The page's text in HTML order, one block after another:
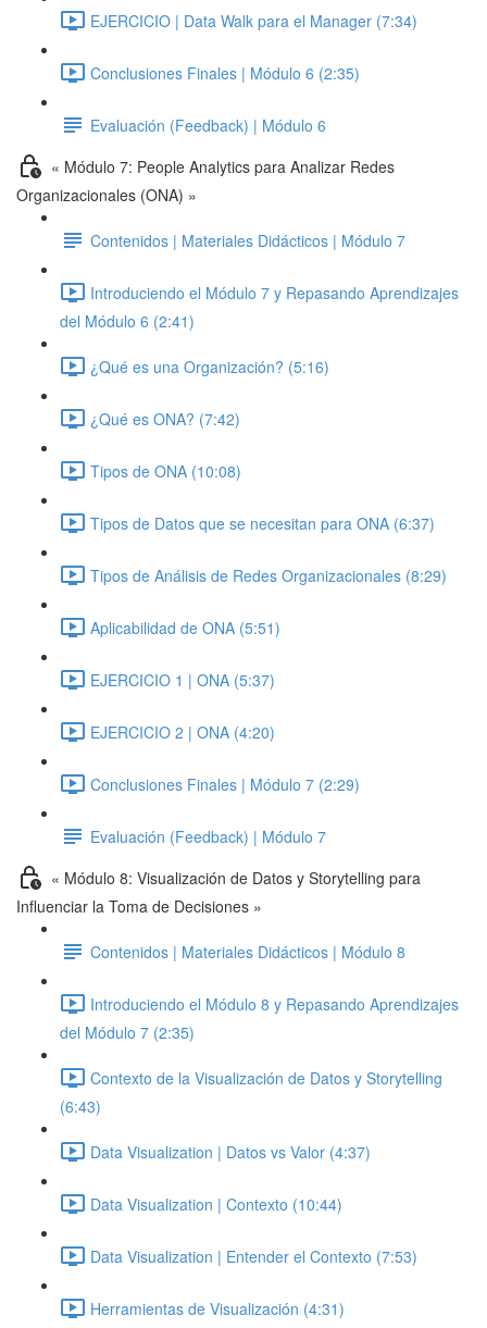
EJERCICIO | Data Walk para el Manager (7:34)
Conclusiones Finales | Módulo 6 (2:35)
Evaluación (Feedback) | Módulo 6
« Módulo 7: People Analytics para Analizar Redes
Organizacionales (ONA) »
Contenidos | Materiales Didácticos | Módulo 7
Introduciendo el Módulo 7 y Repasando Aprendizajes
del Módulo 6 (2:41)
¿Qué es una Organización? (5:16)
¿Qué es ONA? (7:42)
Tipos de ONA (10:08)
Tipos de Datos que se necesitan para ONA (6:37)
Tipos de Análisis de Redes Organizacionales (8:29)
Aplicabilidad de ONA (5:51)
EJERCICIO 1 | ONA (5:37)
EJERCICIO 2 | ONA (4:20)
Conclusiones Finales | Módulo 7 (2:29)
Evaluación (Feedback) | Módulo 7
« Módulo 8: Visualización de Datos y Storytelling para
Influenciar la Toma de Decisiones »
Contenidos | Materiales Didácticos | Módulo 8
Introduciendo el Módulo 8 y Repasando Aprendizajes
del Módulo 7 (2:35)
Contexto de la Visualización de Datos y Storytelling
(6:43)
Data Visualization | Datos vs Valor (4:37)
Data Visualization | Contexto (10:44)
Data Visualization | Entender el Contexto (7:53)
Herramientas de Visualización (4:31)